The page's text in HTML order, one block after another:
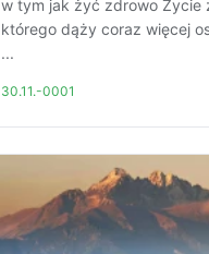
w tym jak żyć zdrowo Życie
którego dąży coraz więcej
...
30.11.-0001